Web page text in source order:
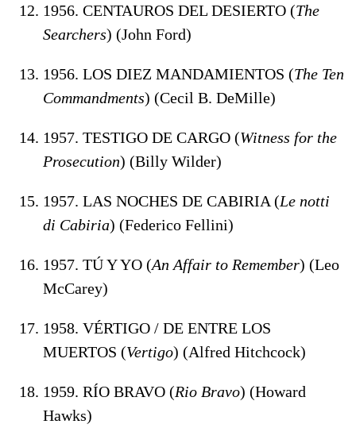
1956. CENTAUROS DEL DESIERTO (The
Searchers) (John Ford)
1956. LOS DIEZ MANDAMIENTOS (The Ten
Commandments) (Cecil B. DeMille)
1957. TESTIGO DE CARGO (Witness for the
Prosecution) (Billy Wilder)
1957. LAS NOCHES DE CABIRIA (Le notti
di Cabiria) (Federico Fellini)
1957. TÚ Y YO (An Affair to Remember) (Leo
McCarey)
1958. VÉRTIGO / DE ENTRE LOS
MUERTOS (Vertigo) (Alfred Hitchcock)
1959. RÍO BRAVO (Rio Bravo) (Howard
Hawks)